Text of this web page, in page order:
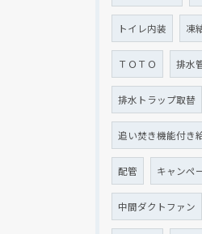
トイレ内装 凍
ＴＯＴＯ 排水
排水トラップ取替
追い焚き機能付き
配管 キャンペ
中間ダクトファン